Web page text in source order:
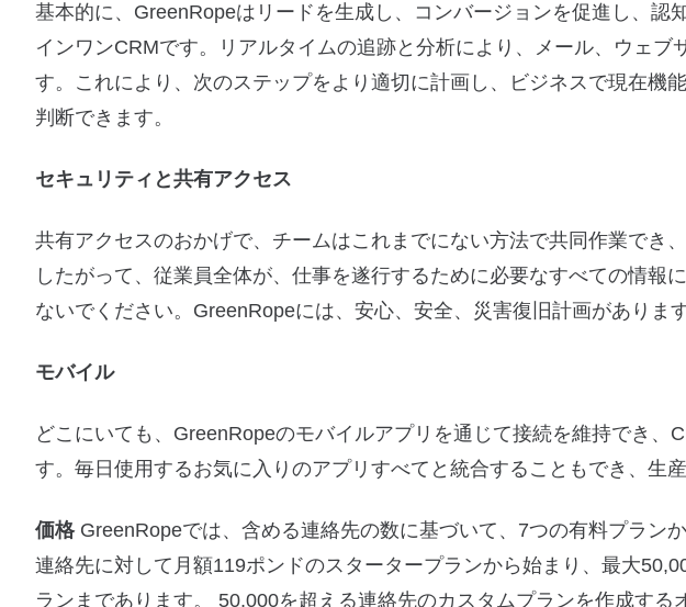
基本的に、GreenRopeはリードを生成し、コンバージョンを促進し、認
インワンCRMです。リアルタイムの追跡と分析により、メール、ウェブ
す。これにより、次のステップをより適切に計画し、ビジネスで現在機
判断できます。
セキュリティと共有アクセス
共有アクセスのおかげで、チームはこれまでにない方法で共同作業でき
したがって、従業員全体が、仕事を遂行するために必要なすべての情報
ないでください。GreenRopeには、安心、安全、災害復旧計画があります
モバイル
どこにいても、GreenRopeのモバイルアプリを通じて接続を維持でき、
す。毎日使用するお気に入りのアプリすべてと統合することもでき、生
価格GreenRopeでは、含める連絡先の数に基づいて、7つの有料プラン
連絡先に対して月額119ポンドのスタータープランから始まり、最大
ランまであります。 50,000を超える連絡先のカスタムプランを作成する